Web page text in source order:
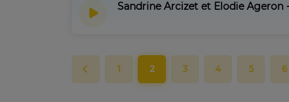
Sandrine Arcizet et Elodie Ageron
1 2 3 4 5 6